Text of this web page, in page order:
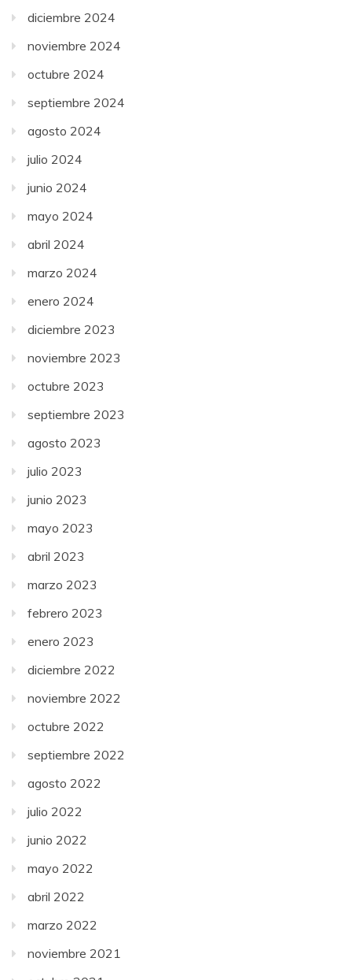
diciembre 2024
noviembre 2024
octubre 2024
septiembre 2024
agosto 2024
julio 2024
junio 2024
mayo 2024
abril 2024
marzo 2024
enero 2024
diciembre 2023
noviembre 2023
octubre 2023
septiembre 2023
agosto 2023
julio 2023
junio 2023
mayo 2023
abril 2023
marzo 2023
febrero 2023
enero 2023
diciembre 2022
noviembre 2022
octubre 2022
septiembre 2022
agosto 2022
julio 2022
junio 2022
mayo 2022
abril 2022
marzo 2022
noviembre 2021